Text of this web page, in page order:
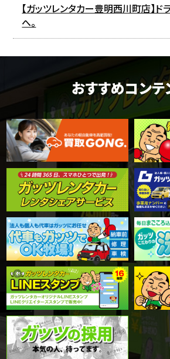
【ガッツレンタカー豊明西川町店】ド
へ。
おすすめコンテ